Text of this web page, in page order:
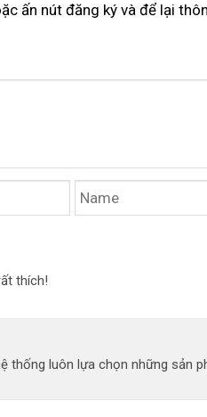
ấn nút đăng ký tốt
và để lại
thích!
thống luôn lựa chọn những sản